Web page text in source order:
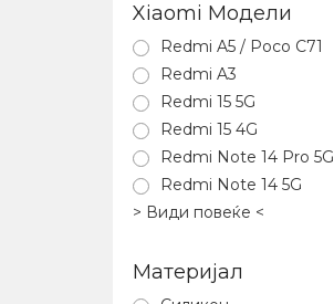
Xiaomi Модели
Redmi A5 / Poco C71
Redmi A3
Redmi 15 5G
Redmi 15 4G
Redmi Note 14 Pro 5G
Redmi Note 14 5G
> Види повеќе <
Материјал